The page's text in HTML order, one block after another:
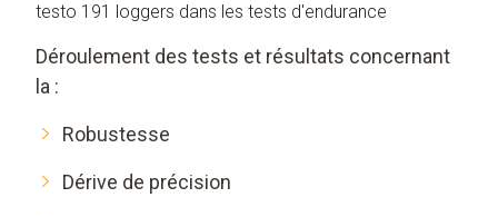
testo 191 loggers dans les tests d'endurance
Déroulement des tests et résultats concernant
la :
Robustesse
Dérive de précision